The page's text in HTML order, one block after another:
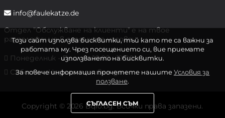
info@faulekatze.de
Отдел "Обслужване на клиенти" е на твое
разположение в следните часове:
Понеделник - Петък: 10:00 - 19:00 ч.
Събота и Неделя: почивен ден
Copyright © 2026 Bqlo.bg. Всички права запазени.
Този сайт използва бисквитки, тъй като те са важни за
работата му. Чрез посещението си, вие приемате
използването на бисквитки.
За повече информация прочетете нашитеУсловия за
ползване.
СЪГЛАСЕН СЪМ